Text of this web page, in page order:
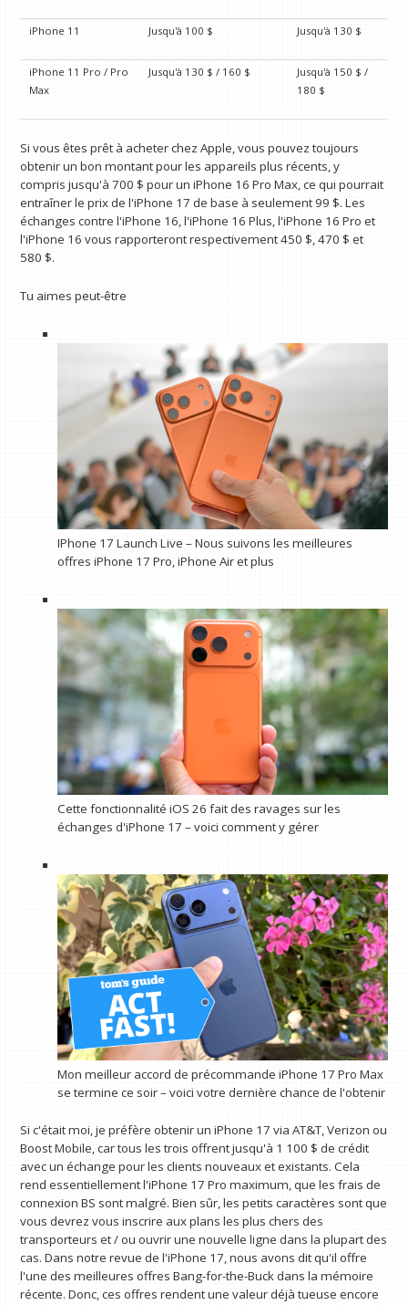
iPhone 11 Jusqu'à 100 $ Jusqu'à 130 $
iPhone 11 Pro / Pro
Max
Jusqu'à 130 $ / 160 $
Jusqu'à 150 $ /
180 $
Si vous êtes prêt à acheter chez Apple, vous pouvez toujours
obtenir un bon montant pour les appareils plus récents, y
compris jusqu'à 700 $ pour un iPhone 16 Pro Max, ce qui pourrait
entraîner le prix de l'iPhone 17 de base à seulement 99 $. Les
échanges contre l'iPhone 16, l'iPhone 16 Plus, l'iPhone 16 Pro et
l'iPhone 16 vous rapporteront respectivement 450 $, 470 $ et
580 $.
Tu aimes peut-être
IPhone 17 Launch Live – Nous suivons les meilleures
offres iPhone 17 Pro, iPhone Air et plus
Cette fonctionnalité iOS 26 fait des ravages sur les
échanges d'iPhone 17 – voici comment y gérer
Mon meilleur accord de précommande iPhone 17 Pro Max
se termine ce soir – voici votre dernière chance de l'obtenir
Si c'était moi, je préfère obtenir un iPhone 17 via AT&T, Verizon ou
Boost Mobile, car tous les trois offrent jusqu'à 1 100 $ de crédit
avec un échange pour les clients nouveaux et existants. Cela
rend essentiellement l'iPhone 17 Pro maximum, que les frais de
connexion BS sont malgré. Bien sûr, les petits caractères sont que
vous devrez vous inscrire aux plans les plus chers des
transporteurs et / ou ouvrir une nouvelle ligne dans la plupart des
cas. Dans notre revue de l'iPhone 17, nous avons dit qu'il offre
l'une des meilleures offres Bang-for-the-Buck dans la mémoire
récente. Donc, ces offres rendent une valeur déjà tueuse encore